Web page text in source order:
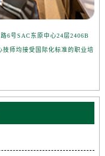
6号SAC东原中心24层2406B
师均接受国际化标准的职业培